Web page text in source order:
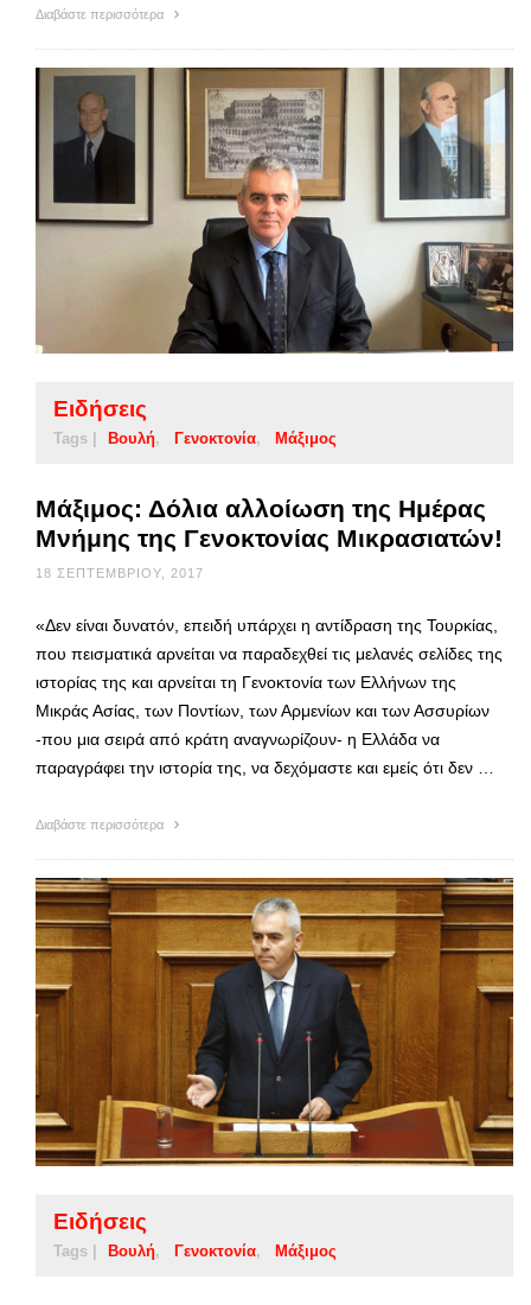
Διαβάστε περισσότερα
Ειδήσεις
Tags | Βουλή Γενοκτονία Μάξιμος
Μάξιμος: Δόλια αλλοίωση της Ημέρας
Μνήμης της Γενοκτονίας Μικρασιατών!
18 ΣΕΠΤΕΜΒΡΊΟΥ, 2017
«Δεν είναι δυνατόν, επειδή υπάρχει η αντίδραση της Τουρκίας,
που πεισματικά αρνείται να παραδεχθεί τις μελανές σελίδες της
ιστορίας της και αρνείται τη Γενοκτονία των Ελλήνων της
Μικράς Ασίας, των Ποντίων, των Αρμενίων και των Ασσυρίων
-που μια σειρά από κράτη αναγνωρίζουν- η Ελλάδα να
παραγράφει την ιστορία της, να δεχόμαστε και εμείς ότι δεν …
Διαβάστε περισσότερα
Ειδήσεις
Tags | Βουλή Γενοκτονία Μάξιμος